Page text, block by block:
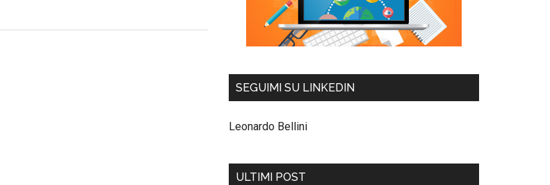
SEGUIMI SU LINKEDIN
Leonardo Bellini
ULTIMI POST